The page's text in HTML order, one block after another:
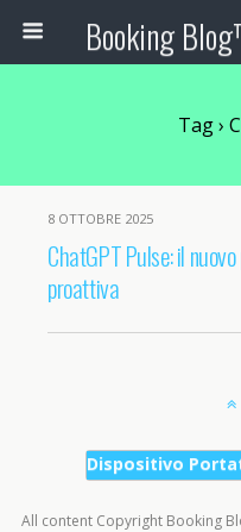
Tag ›
8 OTTOBRE 2025
ChatGPT Pulse: il nuovo
proattiva
Dispositivo
All content Copyright Booking